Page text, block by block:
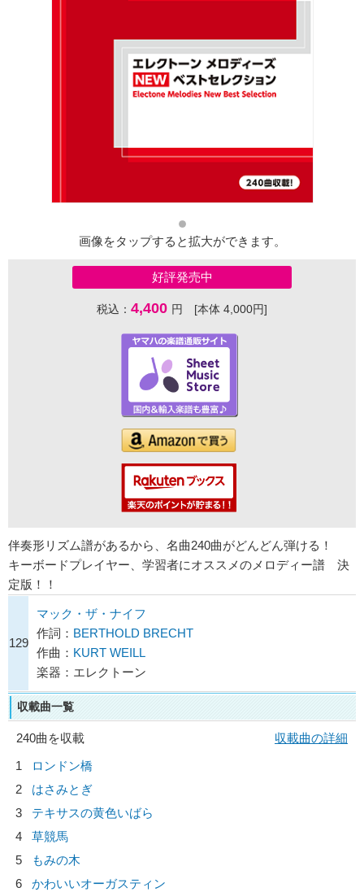
画像をタップすると拡大ができます。
好評発売中
税込： 4,400 円 [本体 4,000円]
伴奏形リズム譜があるから、名曲240曲がどんどん弾ける！
キーボードプレイヤー、学習者にオススメのメロディー譜 決
定版！！
129
マック・ザ・ナイフ
作詞： BERTHOLD BRECHT
作曲： KURT WEILL
楽器：エレクトーン
収載曲一覧
240曲を収載
収載曲の詳細
1
ロンドン橋
2
はさみとぎ
3
テキサスの黄色いばら
4
草競馬
5
もみの木
6
かわいいオーガスティン